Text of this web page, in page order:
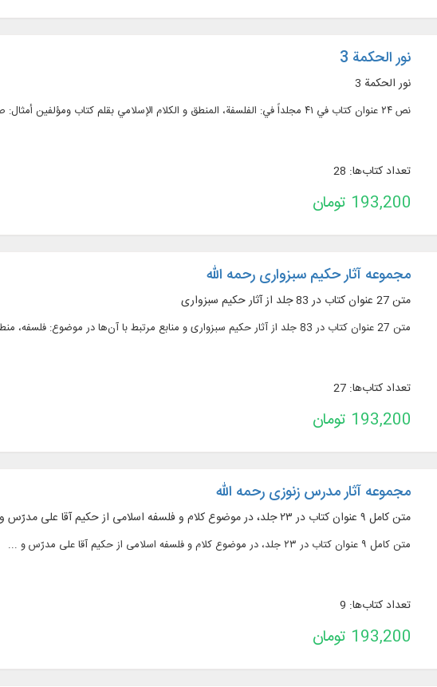
نور الحكمة 3
نور الحكمة 3
نص ۲۴ عنوان كتاب في ۴۱ مجلداً في: الفلسفة، المنطق و الكلام الإسلامي بقلم كتاب ومؤلفين أمثال: صدرالمتألهين، أبي علي سينا، و...
تعداد کتاب‌ها: 28
193,200 تومان
مجموعه آثار حکیم سبزواری رحمه الله
متن 27 عنوان کتاب در 83 جلد از آثار حکیم سبزواری
متن 27 عنوان کتاب در 83 جلد از آثار حکیم سبزواری و منابع مرتبط با آن‌ها در موضوع: فلسفه، منطق، عرفان، کلام، فقه و ادبیات فارسی به زبان عربی و فارسی ...
تعداد کتاب‌ها: 27
193,200 تومان
مجموعه آثار مدرس زنوزی رحمه الله
متن کامل ۹ عنوان کتاب در ۲۳ جلد، در موضوع کلام و فلسفه اسلامی از حکیم آقا علی مدرّس و ...
متن کامل ۹ عنوان کتاب در ۲۳ جلد، در موضوع کلام و فلسفه اسلامی از حکیم آقا علی مدرّس و ...
تعداد کتاب‌ها: 9
193,200 تومان